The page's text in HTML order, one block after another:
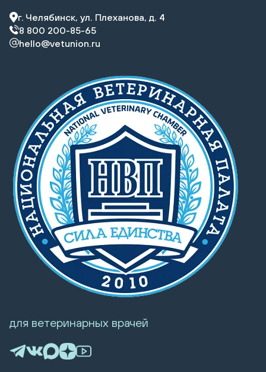
г. Челябинск, ул. Плеханова, д. 4
8 800 200-85-65
hello@vetunion.ru
для ветеринарных врачей